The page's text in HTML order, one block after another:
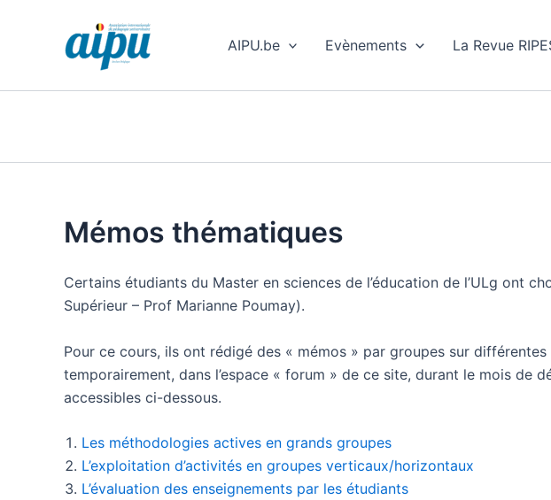
AIPU.be Evènements La Revue
Mémos thématiques
Certains étudiants du Master en sciences de l’éducation de l’ULg ont
Supérieur – Prof Marianne Poumay).
Pour ce cours, ils ont rédigé des « mémos » par groupes sur
temporairement, dans l’espace « forum » de ce site, durant le mois de
accessibles ci-dessous.
Les méthodologies actives en grands groupes
L’exploitation d’activités en groupes verticaux/horizontaux
L’évaluation des enseignements par les étudiants